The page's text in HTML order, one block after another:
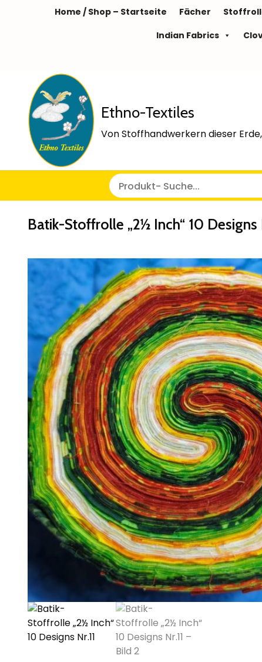
Home / Shop – Startseite Fächer
Indian Fabrics
Ethno-Textiles
Von Stoffhandwerkern dieser
Batik-Stoffrolle „2½ Inch“ 10 Designs